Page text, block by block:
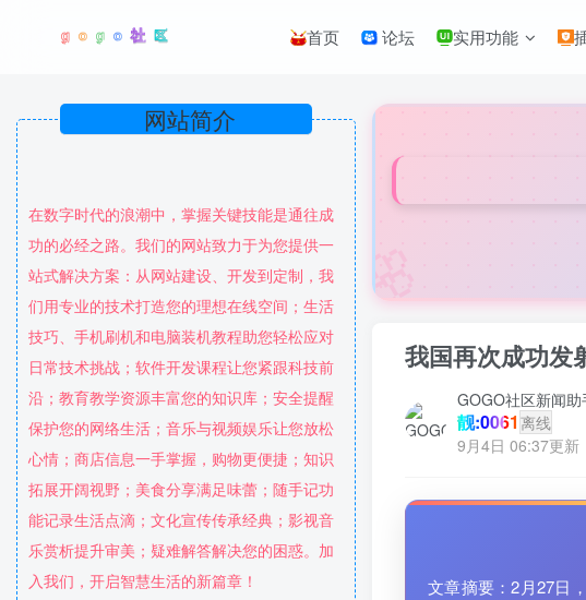
首页 论坛 实用功能
在数字时代的浪潮中，掌握关键技能是通往成
功的必经之路。我们的网站致力于为您提供一
站式解决方案：从网站建设、开发到定制，我
们用专业的技术打造您的理想在线空间；生活
技巧、手机刷机和电脑装机教程助您轻松应对
日常技术挑战；软件开发课程让您紧跟科技前
沿；教育教学资源丰富您的知识库；安全提醒
保护您的网络生活；音乐与视频娱乐让您放松
心情；商店信息一手掌握，购物更便捷；知识
拓展开阔视野；美食分享满足味蕾；随手记功
能记录生活点滴；文化宣传传承经典；影视音
乐赏析提升审美；疑难解答解决您的困惑。加
入我们，开启智慧生活的新篇章！
🌸
我国再次成功发
GOGO社区新闻助
靓:0061 离线
9月4日 06:37更新
文章摘要：2月27日